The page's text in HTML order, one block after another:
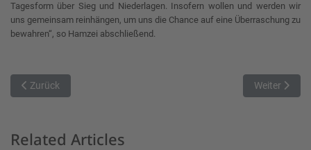
Tagesform über Sieg und Niederlagen. Insofern wollen und werden wir
uns gemeinsam reinhängen, um uns die Chance auf eine Überraschung zu
bewahren“, so Hamzei abschließend.
Vorheriger Beitrag: Starkes Schlussviertel beschwert zweiten
Zurück Nächster
Weiter
Related Articles